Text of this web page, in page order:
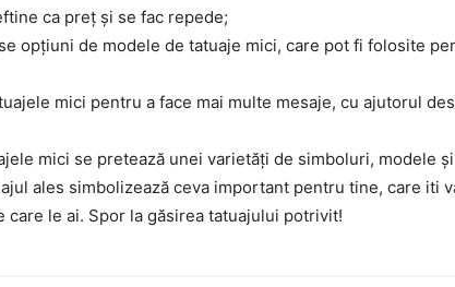
ca preț și se fac repede;
opțiuni de modele de tatuaje mici, care pot fi folosite
mici pentru a face mai multe mesaje, cu ajutorul
mici se pretează unei varietăți de simboluri, modele
ales simbolizează ceva important pentru tine, care iti
care le ai. Spor la găsirea tatuajului potrivit!